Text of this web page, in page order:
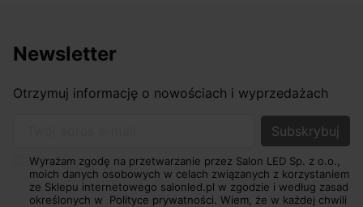
Newsletter
Otrzymuj informację o nowościach i wyprzedażach
Wyrażam zgodę na przetwarzanie przez Salon LED Sp. z o.o.,
moich danych osobowych w celach związanych z korzystaniem
ze Sklepu internetowego salonled.pl w zgodzie i według zasad
określonych w Polityce prywatności. Wiem, że w każdej chwili